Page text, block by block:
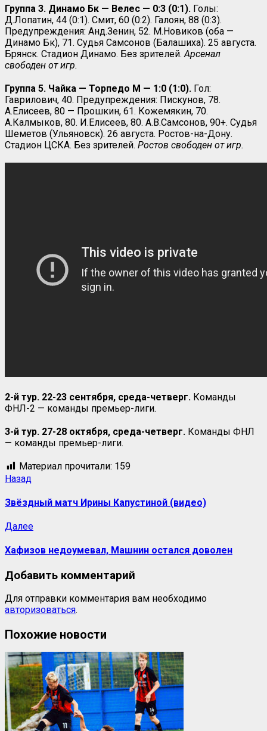
Группа 3. Динамо Бк — Велес — 0:3 (0:1). Голы:
Д.Лопатин, 44 (0:1). Смит, 60 (0:2). Галоян, 88 (0:3).
Предупреждения: Анд.Зенин, 52. М.Новиков (оба —
Динамо Бк), 71. Судья Самсонов (Балашиха). 25 августа.
Брянск. Стадион Динамо. Без зрителей.Арсенал
свободен от игр.
Группа 5. Чайка — Торпедо М — 1:0 (1:0). Гол:
Гаврилович, 40. Предупреждения: Пискунов, 78.
А.Елисеев, 80 — Прошкин, 61. Кожемякин, 70.
А.Калмыков, 80. И.Елисеев, 80. А.В.Самсонов, 90+. Судья
Шеметов (Ульяновск). 26 августа. Ростов-на-Дону.
Стадион ЦСКА. Без зрителей. Ростов свободен от игр.
2-й тур. 22-23 сентября, среда-четверг. Команды
ФНЛ-2 — команды премьер-лиги.
3-й тур. 27-28 октября, среда-четверг. Команды ФНЛ
— команды премьер-лиги.
Материал прочитали: 159
Навигация
записи
Назад
Звёздный матч Ирины Капустиной (видео)
ДалееСледующая
Хафизов недоумевал, Машнин остался доволен
Добавить комментарий
Для отправки комментария вам необходимо
авторизоваться.
Похожие новости